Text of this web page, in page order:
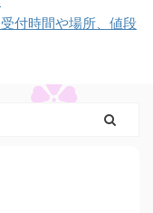
付時間や場所、値段